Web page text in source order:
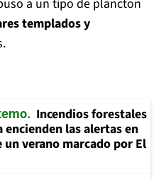
a un tipo de plancton
templados y
Incendios forestales
encienden las alertas en
un verano marcado por El